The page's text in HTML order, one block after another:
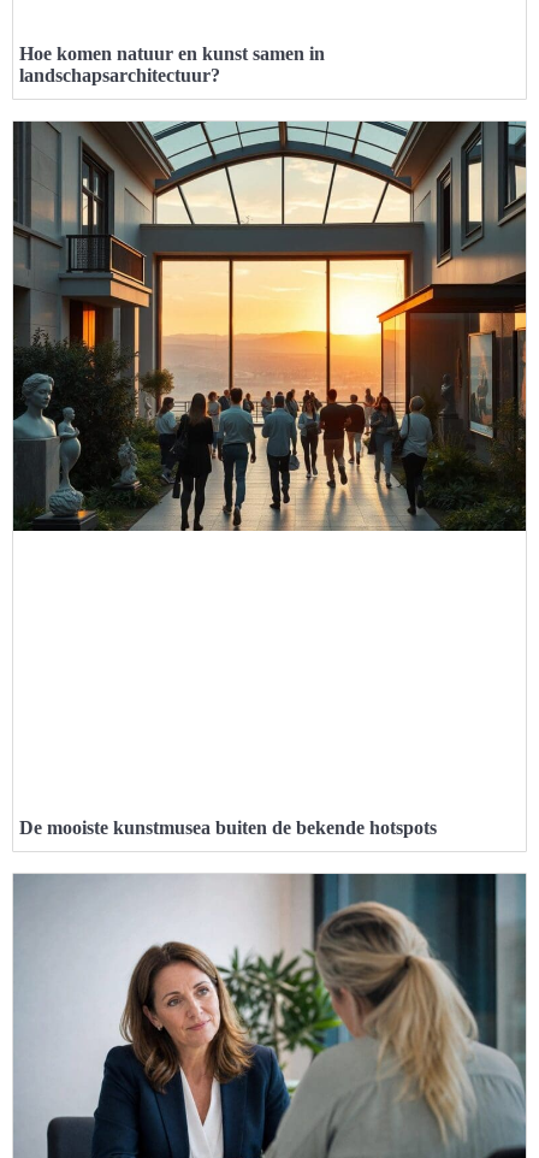
Hoe komen natuur en kunst samen in
landschapsarchitectuur?
De mooiste kunstmusea buiten de bekende hotspots